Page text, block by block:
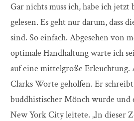
Gar nichts muss ich, habe ich
gelesen. Es geht nur darum, dass
sind. So einfach. Abgesehen von
optimale Handhaltung warte ich
auf eine mittelgroße Erleuchtung.
Clarks Worte geholfen. Er
buddhistischer Mönch wurde
New York City leitete. „In dieser